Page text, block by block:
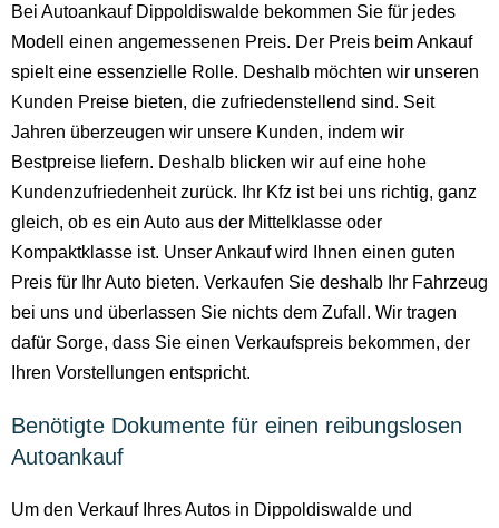
Bei Autoankauf Dippoldiswalde bekommen Sie für jedes
Modell einen angemessenen Preis. Der Preis beim Ankauf
spielt eine essenzielle Rolle. Deshalb möchten wir unseren
Kunden Preise bieten, die zufriedenstellend sind. Seit
Jahren überzeugen wir unsere Kunden, indem wir
Bestpreise liefern. Deshalb blicken wir auf eine hohe
Kundenzufriedenheit zurück. Ihr Kfz ist bei uns richtig, ganz
gleich, ob es ein Auto aus der Mittelklasse oder
Kompaktklasse ist. Unser Ankauf wird Ihnen einen guten
Preis für Ihr Auto bieten. Verkaufen Sie deshalb Ihr Fahrzeug
bei uns und überlassen Sie nichts dem Zufall. Wir tragen
dafür Sorge, dass Sie einen Verkaufspreis bekommen, der
Ihren Vorstellungen entspricht.
Benötigte Dokumente für einen reibungslosen
Autoankauf
Um den Verkauf Ihres Autos in Dippoldiswalde und